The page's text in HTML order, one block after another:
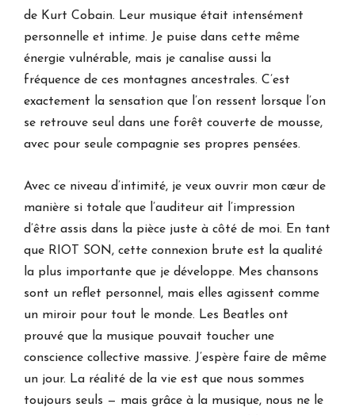
de Kurt Cobain. Leur musique était intensément
personnelle et intime. Je puise dans cette même
énergie vulnérable, mais je canalise aussi la
fréquence de ces montagnes ancestrales. C’est
exactement la sensation que l’on ressent lorsque l’on
se retrouve seul dans une forêt couverte de mousse,
avec pour seule compagnie ses propres pensées.
Avec ce niveau d’intimité, je veux ouvrir mon cœur de
manière si totale que l’auditeur ait l’impression
d’être assis dans la pièce juste à côté de moi. En tant
que RIOT SON, cette connexion brute est la qualité
la plus importante que je développe. Mes chansons
sont un reflet personnel, mais elles agissent comme
un miroir pour tout le monde. Les Beatles ont
prouvé que la musique pouvait toucher une
conscience collective massive. J’espère faire de même
un jour. La réalité de la vie est que nous sommes
toujours seuls — mais grâce à la musique, nous ne le